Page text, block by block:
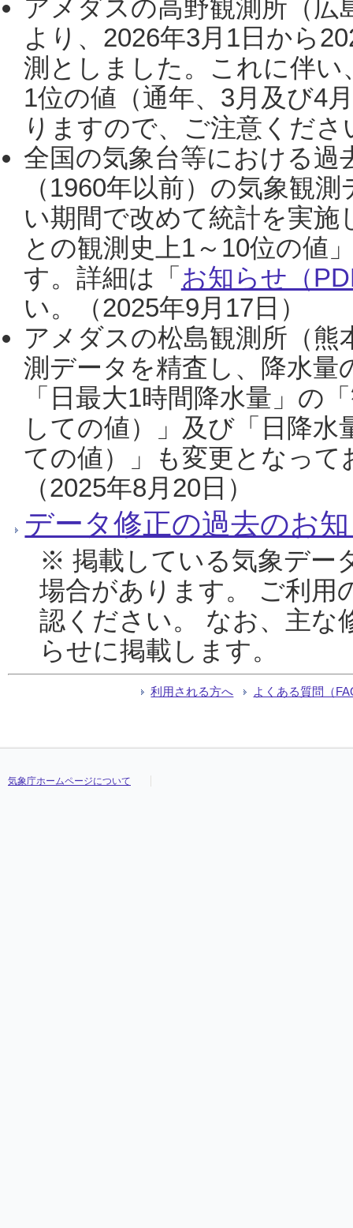
アメダスの高野観測所（
より、2026年3月1日から
測としました。これに伴い
1位の値（通年、3月及び4
りますので、ご注意くだ
全国の気象台等における過
（1960年以前）の気象観
い期間で改めて統計を実
との観測史上1～10位の値
す。詳細は「 お知らせ（
い。（2025年9月17日）
アメダスの松島観測所（熊
測データを精査し、降水
「日最大1時間降水量」の
しての値）」及び「日降
ての値）」も変更となっ
（2025年8月20日）
データ修正の過去のお
※ 掲載している気象デー
場合があります。 ご利用
認ください。 なお、主な
らせに掲載します。
利用される方へ よくある質問（
気象庁ホームページについて